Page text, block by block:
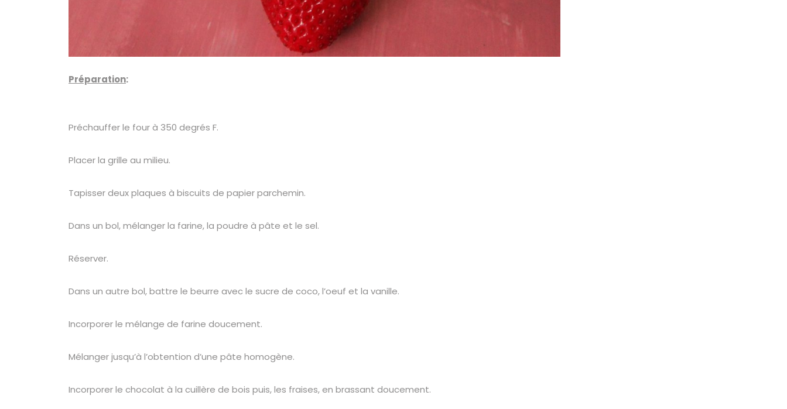
Préparation:
Préchauffer le four à 350 degrés F.
Placer la grille au milieu.
Tapisser deux plaques à biscuits de papier parchemin.
Dans un bol, mélanger la farine, la poudre à pâte et le sel.
Réserver.
Dans un autre bol, battre le beurre avec le sucre de coco, l’oeuf et la vanille.
Incorporer le mélange de farine doucement.
Mélanger jusqu’à l’obtention d’une pâte homogène.
Incorporer le chocolat à la cuillère de bois puis, les fraises, en brassant doucement.